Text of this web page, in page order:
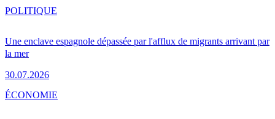
Une enclave espagnole dépassée par l'afflux de migrants arrivant par
la mer
30.07.2026
POLITIQUE
ÉCONOMIE